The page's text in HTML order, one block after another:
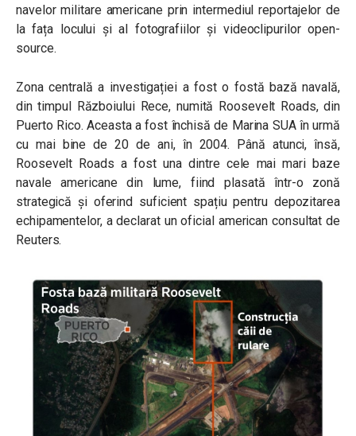
navelor militare americane prin intermediul reportajelor de
la fața locului și al fotografiilor și videoclipurilor open-
source.
Zona centrală a investigației a fost o fostă bază navală,
din timpul Războiului Rece, numită Roosevelt Roads, din
Puerto Rico. Aceasta a fost închisă de Marina SUA în urmă
cu mai bine de 20 de ani, în 2004. Până atunci, însă,
Roosevelt Roads a fost una dintre cele mai mari baze
navale americane din lume, fiind plasată într-o zonă
strategică și oferind suficient spațiu pentru depozitarea
echipamentelor, a declarat un oficial american consultat de
Reuters.